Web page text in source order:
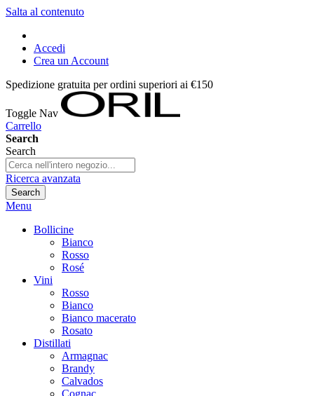
Salta al contenuto
Accedi
Crea un Account
Spedizione gratuita per ordini superiori ai €150
Toggle Nav
Carrello
Search
Search
Ricerca avanzata
Search
Menu
Bollicine
Bianco
Rosso
Rosé
Vini
Rosso
Bianco
Bianco macerato
Rosato
Distillati
Armagnac
Brandy
Calvados
Cognac